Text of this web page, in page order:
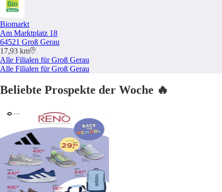
Biomarkt
Am Marktplatz 18
64521 Groß Gerau
17,93 km
Alle Filialen für Groß Gerau
Alle Filialen für Groß Gerau
Beliebte Prospekte der Woche 🔥